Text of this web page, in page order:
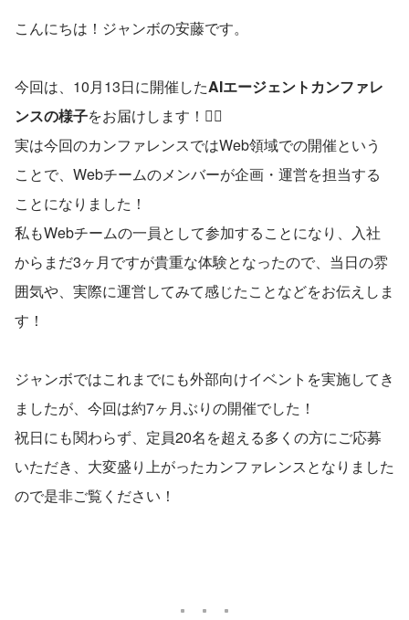
こんにちは！ジャンボの安藤です。
今回は、10月13日に開催したAIエージェントカンファレ
ンスの様子をお届けします！🕵🏻
実は今回のカンファレンスではWeb領域での開催という
ことで、Webチームのメンバーが企画・運営を担当する
ことになりました！
私もWebチームの一員として参加することになり、入社
からまだ3ヶ月ですが貴重な体験となったので、当日の雰
囲気や、実際に運営してみて感じたことなどをお伝えしま
す！
ジャンボではこれまでにも外部向けイベントを実施してき
ましたが、今回は約7ヶ月ぶりの開催でした！
祝日にも関わらず、定員20名を超える多くの方にご応募
いただき、大変盛り上がったカンファレンスとなりました
ので是非ご覧ください！